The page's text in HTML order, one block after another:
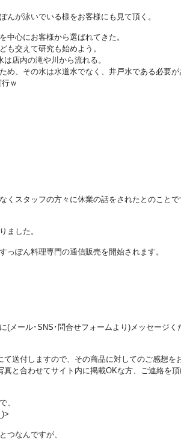
んが泳いでいる様をお客様にも見て頂く。
中心にお客様から選ばれてきた。
も交えて研究も始めよう。
店内の滝や川から流れる。
め、その水は水道水でなく、井戸水である必要が
ｗ
スタッフの方々に休業の話をされたとのことで
ました。
ぽん料理専門の通信販売を開始されます。
(メール･SNS･問合せフォームより)メッセージく
て送付しますので、その商品に対してのご感想を
と合わせてサイト内に掲載OKな方、ご連絡を
、
つなんですが、